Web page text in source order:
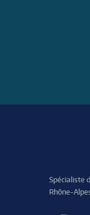
Spécialiste
Rhône-